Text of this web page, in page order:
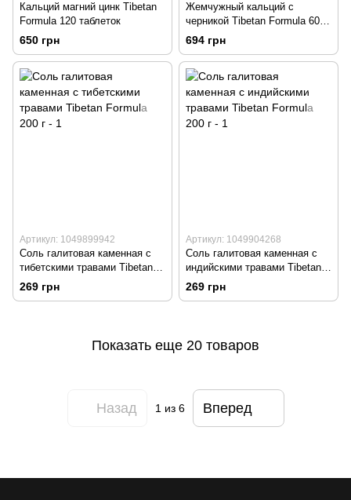
Кальций магний цинк Tibetan
Formula 120 таблеток
650 грн
Жемчужный кальций с
черникой Tibetan Formula 60
таблеток
694 грн
Артикул: 1049899942
Соль галитовая каменная с
тибетскими травами Tibetan
Formula 200 г
269 грн
Артикул: 1049904268
Соль галитовая каменная с
индийскими травами Tibetan
Formula 200 г
269 грн
Показать еще 20 товаров
Назад 1из 6 Вперед